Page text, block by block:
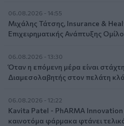
06.08.2026 - 14:55
Μιχάλης Τάτσης, Insurance &
Επιχειρηματικής Ανάπτυξης
06.08.2026 - 13:30
Όταν η επόμενη μέρα είναι
Διαμεσολαβητής στον πελάτη
06.08.2026 - 12:22
Kavita Patel - PhARMA
καινοτόμα φάρμακα φτάνει